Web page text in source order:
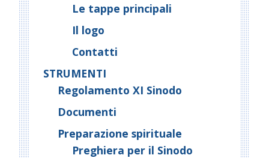
Le tappe principali
Il logo
Contatti
STRUMENTI
Regolamento XI Sinodo
Documenti
Preparazione spirituale
Preghiera per il Sinodo